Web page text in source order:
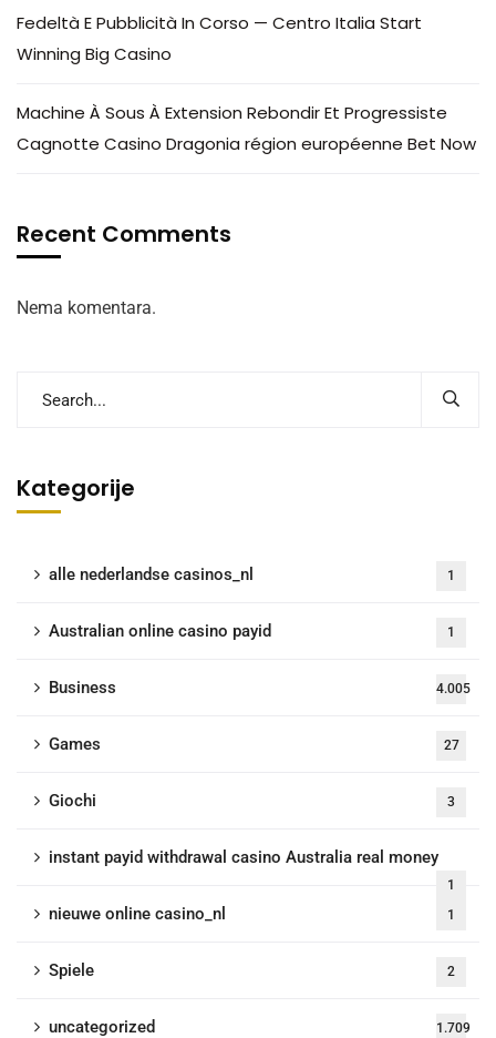
Fedeltà E Pubblicità In Corso — Centro Italia Start
Winning Big Casino
Machine À Sous À Extension Rebondir Et Progressiste
Cagnotte Casino Dragonia région européenne Bet Now
Recent Comments
Nema komentara.
Kategorije
alle nederlandse casinos_nl 1
Australian online casino payid 1
Business 4.005
Games 27
Giochi 3
instant payid withdrawal casino Australia real money
1
nieuwe online casino_nl 1
Spiele 2
uncategorized 1.709